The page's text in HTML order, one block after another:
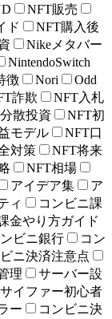
NFT販売
ド
NFT購入後
Nikeメタバー
NintendoSwitch
徴 Nori
Odd
詐欺
NFT入札
散投資
NFT初
モデル
NFT口
対策
NFT将来
NFT相場
アイデア集
ア
ィ
コンビニ課
金やり方ガイド
ビニ銀行
コン
ニ決済注意点
理
サーバー設
サイファー初心者
ー
コンビニ決